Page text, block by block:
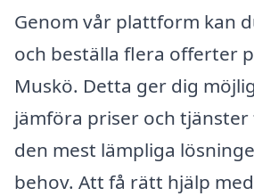
Genom vår plattform kan
och beställa flera offerter
Muskö. Detta ger dig
jämföra priser och
den mest lämpliga
behov. Att få rätt hjälp